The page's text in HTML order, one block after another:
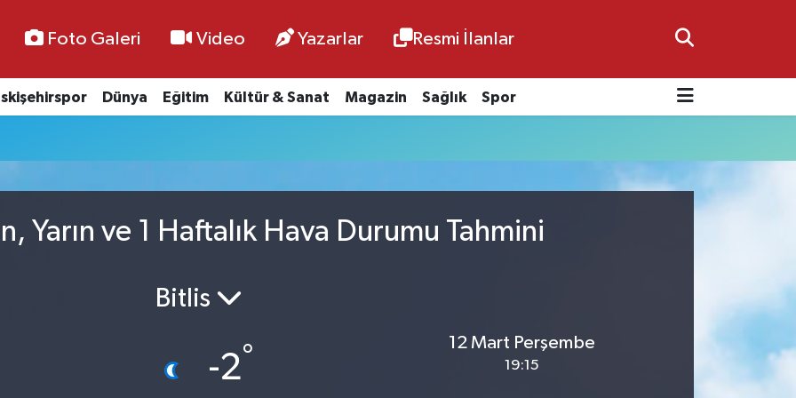
Foto Galeri Video Yazarlar Resmi İlanlar
Dünya Eğitim Kültür & Sanat Magazin Sağlık Spor
Yarın ve 1 Haftalık Hava Durumu Tahmini
Bitlis
-2°
12 Mart Perşembe
19:15